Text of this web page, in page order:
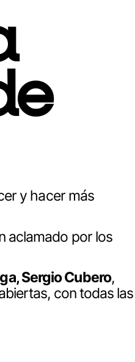
y hacer más
aclamado por los
Sergio Cubero,
con todas las